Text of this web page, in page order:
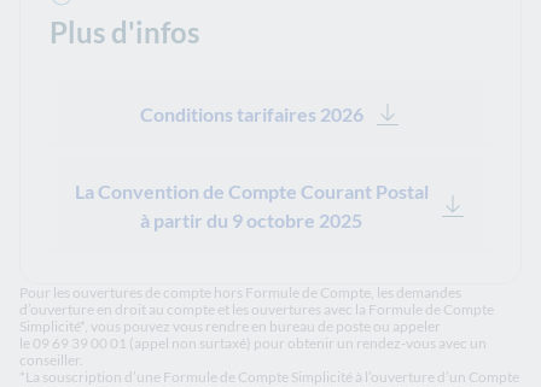
Plus d'infos
Conditions tarifaires 2026
La Convention de Compte Courant Postal
à partir du 9 octobre 2025
Pour les ouvertures de compte hors Formule de Compte, les demandes
d’ouverture en droit au compte et les ouvertures avec la Formule de Compte
Simplicité*, vous pouvez vous rendre en bureau de poste ou appeler
le 09 69 39 00 01 (appel non surtaxé) pour obtenir un rendez-vous avec un
conseiller.
*La souscription d’une Formule de Compte Simplicité à l’ouverture d’un Compte